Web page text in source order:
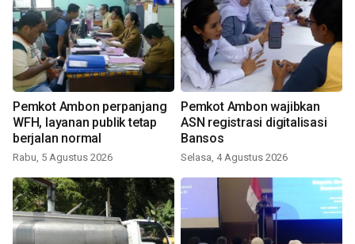
Pemkot Ambon perpanjang
WFH, layanan publik tetap
berjalan normal
Rabu, 5 Agustus 2026
Pemkot Ambon wajibkan
ASN registrasi digitalisasi
Bansos
Selasa, 4 Agustus 2026